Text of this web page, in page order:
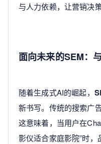
与人力依赖，让营销决
面向未来的SEM：
随着生成式AI的崛起，
新书写。传统的搜索广
这意味着，当用户在
影仪适合家庭影院”时